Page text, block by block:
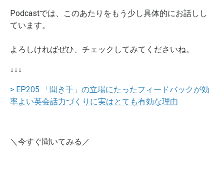
Podcastでは、
このあたりをもう少し具体的にお話しし
ています。
よろしければぜひ、 チェックしてみてくださいね。
↓↓↓
> EP.205 「聞き手」の立場にたったフィードバックが効
率よい英会話力づくりに実はとても有効な理由
＼今すぐ聞いてみる／